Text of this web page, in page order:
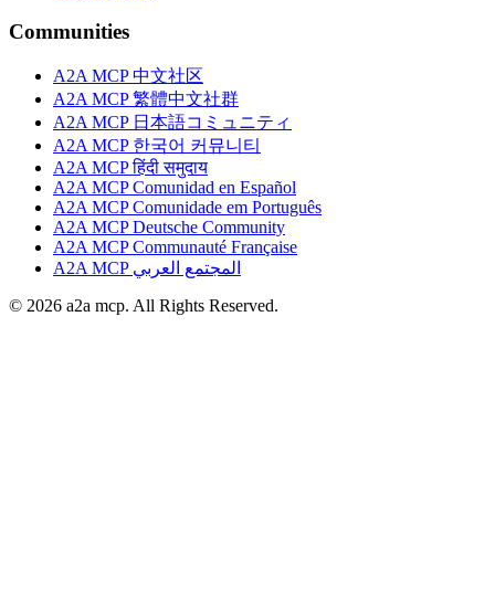
Communities
A2A MCP 中文社区
A2A MCP 繁體中文社群
A2A MCP 日本語コミュニティ
A2A MCP 한국어 커뮤니티
A2A MCP हिंदी समुदाय
A2A MCP Comunidad en Español
A2A MCP Comunidade em Português
A2A MCP Deutsche Community
A2A MCP Communauté Française
A2A MCP المجتمع العربي
© 2026 a2a mcp. All Rights Reserved.